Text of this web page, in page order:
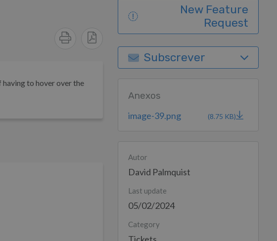
having to hover over the
New Feature
Request
Subscrever
Anexos
image-39.png (8.75 KB)
Autor
David Palmquist
Last update
05/02/2024
Category